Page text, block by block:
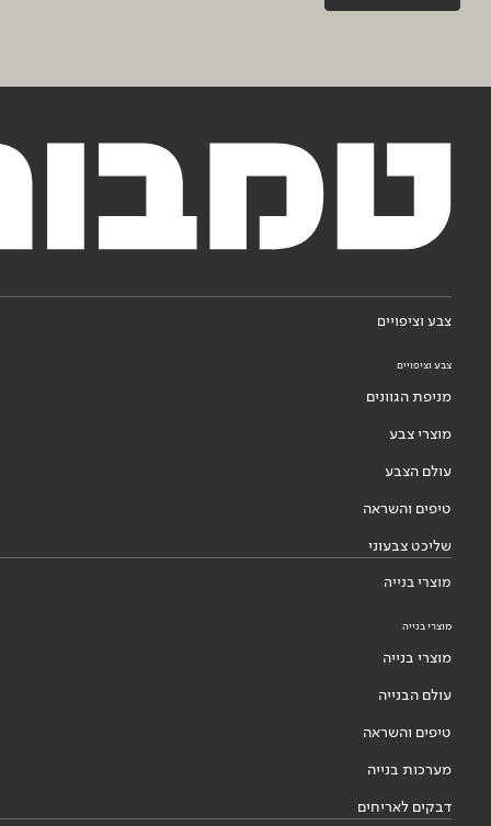
צבע וציפויים
צבע וציפויים
מניפת הגוונים
מוצרי צבע
עולם הצבע
טיפים והשראה
שליכט צבעוני
מוצרי בנייה
מוצרי בנייה
מוצרי בנייה
עולם הבנייה
טיפים והשראה
מערכות בנייה
דבקים לאריחים